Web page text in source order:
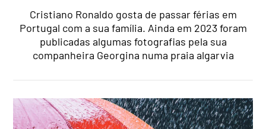
Cristiano Ronaldo gosta de passar férias em
Portugal com a sua família. Ainda em 2023 foram
publicadas algumas fotografias pela sua
companheira Georgina numa praia algarvia